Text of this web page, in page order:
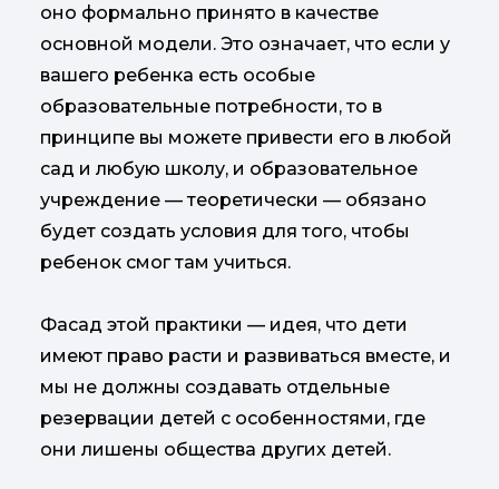
оно формально принято в качестве
основной модели. Это означает, что если у
вашего ребенка есть особые
образовательные потребности, то в
принципе вы можете привести его в любой
сад и любую школу, и образовательное
учреждение — теоретически — обязано
будет создать условия для того, чтобы
ребенок смог там учиться.
Фасад этой практики — идея, что дети
имеют право расти и развиваться вместе, и
мы не должны создавать отдельные
резервации детей с особенностями, где
они лишены общества других детей.